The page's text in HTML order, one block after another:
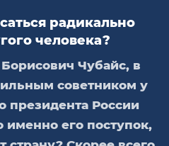
тоже поднимут выше
чтобы люди в
могли
Долги по
возложат на
взносы объявят
Без этой
существование
в основе которой
Суд и
Законом.
радикально
человека?
Чубайс, в
советником у
президента России
именно его поступок,